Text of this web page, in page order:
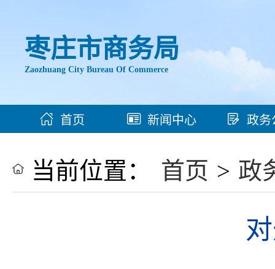
枣庄市商务局
Zaozhuang City Bureau Of Commerce
首页 新闻中心 政务
当前位置： 首页 > 政